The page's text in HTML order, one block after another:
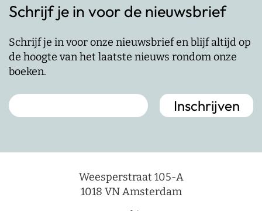
Schrijf je in voor de nieuwsbrief
Schrijf je in voor onze nieuwsbrief en blijf altijd op
de hoogte van het laatste nieuws rondom onze
boeken.
Weesperstraat 105-A
1018 VN Amsterdam